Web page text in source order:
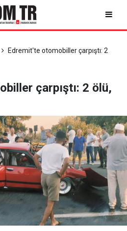
Edremit'te otomobiller çarpıştı: 2
çarpıştı: 2 ölü,